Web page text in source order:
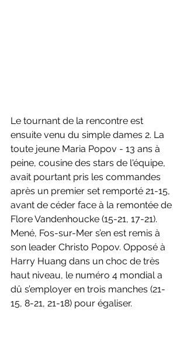
Le tournant de la rencontre est
ensuite venu du simple dames 2. La
toute jeune Maria Popov - 13 ans à
peine, cousine des stars de l'équipe,
avait pourtant pris les commandes
après un premier set remporté 21-15,
avant de céder face à la remontée de
Flore Vandenhoucke (15-21, 17-21).
Mené, Fos-sur-Mer s’en est remis à
son leader Christo Popov. Opposé à
Harry Huang dans un choc de très
haut niveau, le numéro 4 mondial a
dû s’employer en trois manches (21-
15, 8-21, 21-18) pour égaliser.